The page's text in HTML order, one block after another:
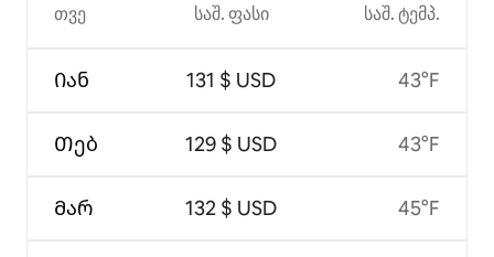
თვე
Იან
Თებ
Მარ
საშ. ფასი
131 $ USD
129 $ USD
132 $ USD
საშ. ტემპ.
43°F
43°F
45°F